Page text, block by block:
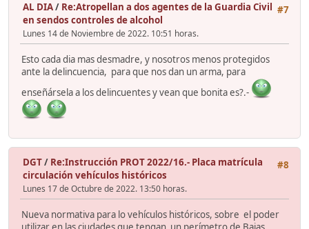
#7
AL DIA/ Re:Atropellan a dos agentes de la Guardia Civil
en sendos controles de alcohol
Lunes 14 de Noviembre de 2022. 10:51 horas.
Esto cada dia mas desmadre, y nosotros menos protegidos
ante la delincuencia, para que nos dan un arma, para
enseñársela a los delincuentes y vean que bonita es?.-
#8
DGT/ Re:Instrucción PROT 2022/16.- Placa matrícula
circulación vehículos históricos
Lunes 17 de Octubre de 2022. 13:50 horas.
Nueva normativa para lo vehículos históricos, sobre el poder